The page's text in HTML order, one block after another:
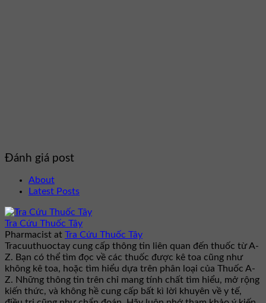
Đánh giá post
About
Latest Posts
Tra Cứu Thuốc Tây
Pharmacist at Tra Cứu Thuốc Tây
Tracuuthuoctay cung cấp thông tin liên quan đến thuốc từ A-
Z. Bạn có thể tìm đọc về các thuốc được kê toa cũng như
không kê toa, hoặc tìm hiểu dựa trên phân loại của Thuốc A-
Z. Những thông tin trên chỉ mang tính chất tìm hiểu, mở rộng
kiến thức, và không hề cung cấp bất kì lời khuyên về y tế,